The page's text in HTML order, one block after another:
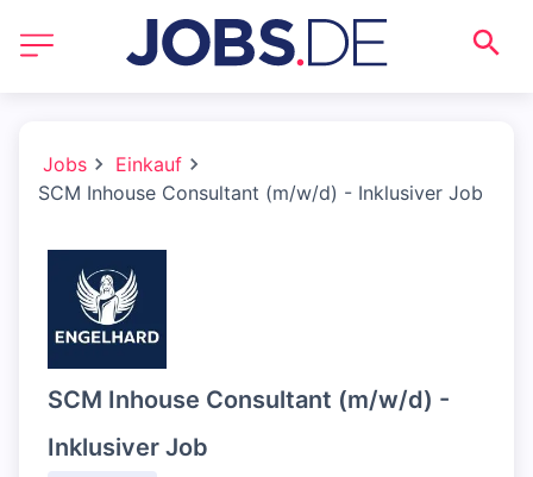
Jobs
Einkauf
SCM Inhouse Consultant (m/w/d) - Inklusiver Job
SCM Inhouse Consultant (m/w/d) -
Inklusiver Job